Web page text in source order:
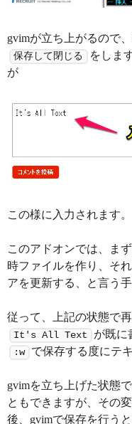
gvimが立ち上がるので
保存して閉じる
をしま
が
この様に入力されます。
このアドオンでは、ま
時ファイルを作り、そ
アを更新する、と言う
従って、上記の状態で
It's All Text が既に
:w で保存する度にテ
gvimを立ち上げた状態
ともできますが、その
後、gvimで保存を行う